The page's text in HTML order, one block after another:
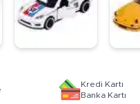
Kredi Kartı
Banka Kartı